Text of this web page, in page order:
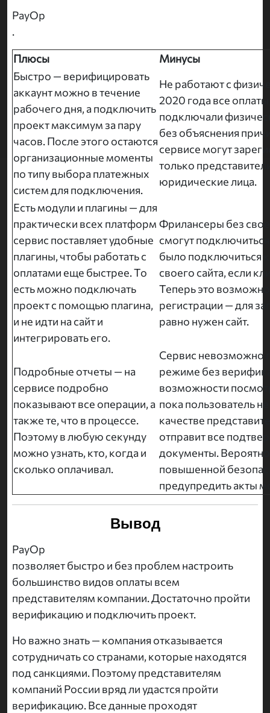
PayOp
.
Плюсы
Минусы
Быстро — верифицировать
аккаунт можно в течение
рабочего дня, а подключить
проект максимум за пару
часов. После этого остаются
организационные моменты
по типу выбора платежных
систем для подключения.
Не работают с
2020 года все
подключали
без объяснения
сервисе могут
только
юридические лица.
Есть модули и плагины — для
практически всех платформ
сервис поставляет удобные
плагины, чтобы работать с
оплатами еще быстрее. То
есть можно подключать
проект с помощью плагина,
и не идти на сайт и
интегрировать его.
Фрилансеры без
смогут
было подключиться
своего сайта, если
Теперь это возможно
регистрации — для
равно нужен сайт.
Подробные отчеты — на
сервисе подробно
показывают все операции, а
также те, что в процессе.
Поэтому в любую секунду
можно узнать, кто, когда и
сколько оплачивал.
Сервис невозможно
режиме без
возможности
пока пользователь
качестве
отправит все
документы.
повышенной
предупредить акты
Вывод
PayOp
позволяет быстро и без проблем настроить
большинство видов оплаты всем
представителям компании. Достаточно пройти
верификацию и подключить проект.
Но важно знать — компания отказывается
сотрудничать со странами, которые находятся
под санкциями. Поэтому представителям
компаний России вряд ли удастся пройти
верификацию. Все данные проходят